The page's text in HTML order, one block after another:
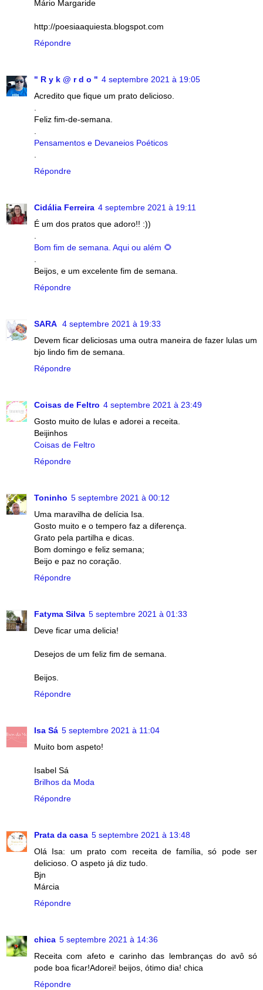
Mário Margaride
http://poesiaaquiesta.blogspot.com
Répondre
" R y k @ r d o " 4 septembre 2021 à 19:05
Acredito que fique um prato delicioso.
.
Feliz fim-de-semana.
.
Pensamentos e Devaneios Poéticos
.
Répondre
Cidália Ferreira 4 septembre 2021 à 19:11
É um dos pratos que adoro!! :))
.
Bom fim de semana. Aqui ou além 🌻
.
Beijos, e um excelente fim de semana.
Répondre
SARA 4 septembre 2021 à 19:33
Devem ficar deliciosas uma outra maneira de fazer lulas um
bjo lindo fim de semana.
Répondre
Coisas de Feltro 4 septembre 2021 à 23:49
Gosto muito de lulas e adorei a receita.
Beijinhos
Coisas de Feltro
Répondre
Toninho 5 septembre 2021 à 00:12
Uma maravilha de delícia Isa.
Gosto muito e o tempero faz a diferença.
Grato pela partilha e dicas.
Bom domingo e feliz semana;
Beijo e paz no coração.
Répondre
Fatyma Silva 5 septembre 2021 à 01:33
Deve ficar uma delicia!
Desejos de um feliz fim de semana.
Beijos.
Répondre
Isa Sá 5 septembre 2021 à 11:04
Muito bom aspeto!
Isabel Sá
Brilhos da Moda
Répondre
Prata da casa 5 septembre 2021 à 13:48
Olá Isa: um prato com receita de família, só pode ser
delicioso. O aspeto já diz tudo.
Bjn
Márcia
Répondre
chica 5 septembre 2021 à 14:36
Receita com afeto e carinho das lembranças do avô só
pode boa ficar!Adorei! beijos, ótimo dia! chica
Répondre